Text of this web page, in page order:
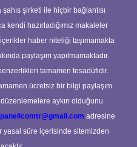
şirketi ile hiçbir bağlantısı
kendi hazırladığımız makaleler
haber niteliği taşımamakta
paylaşım yapılmamaktadır.
tamamen tesadüfidir.
ücretsiz bir bilgi paylaşım
aykırı olduğunu
adresine
süre içerisinde sitemizden